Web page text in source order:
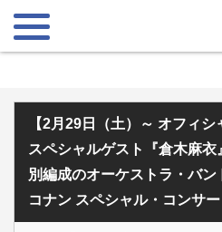
【2月29日（土）～ オフィシ
スペシャルゲスト『倉木麻
別編成のオーケストラ・バ
コナン スペシャル・コンサー